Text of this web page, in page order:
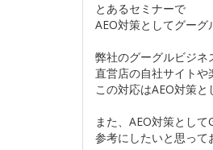
とあるセミナーで
AEO対策としてグーグ
弊社のグーグルビジネ
直営店の自社サイトや
この対応はAEO対策
また、AEO対策とし
参考にしたいと思って